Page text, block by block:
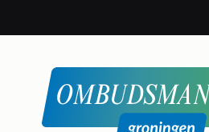
hoofdinhoud